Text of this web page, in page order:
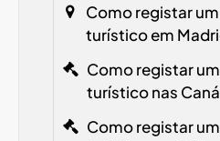
Como registar
turístico em
Como registar
turístico nas
Como registar